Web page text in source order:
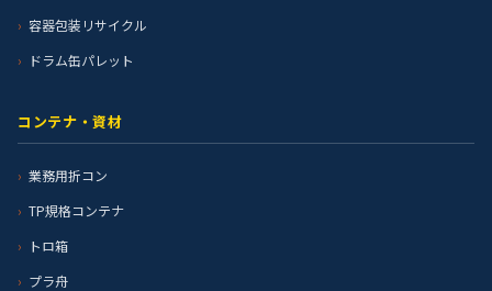
容器包装リサイクル
ドラム缶パレット
コンテナ・資材
業務用折コン
TP規格コンテナ
トロ箱
プラ舟